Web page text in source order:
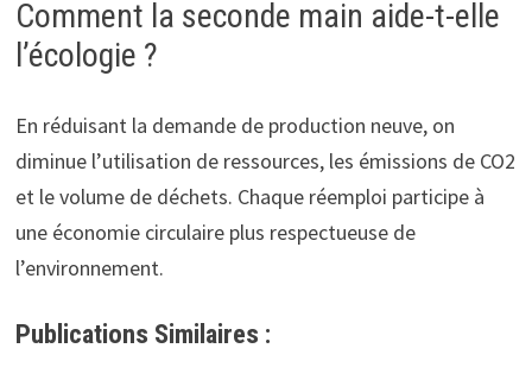
Comment la seconde main aide-t-elle
l’écologie ?
En réduisant la demande de production neuve, on
diminue l’utilisation de ressources, les émissions de CO2
et le volume de déchets. Chaque réemploi participe à
une économie circulaire plus respectueuse de
l’environnement.
Publications Similaires :